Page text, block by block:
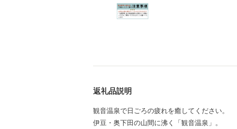
返礼品説明
観音温泉で日ごろの疲れを癒してください。
伊豆・奥下田の山間に沸く「観音温泉」。